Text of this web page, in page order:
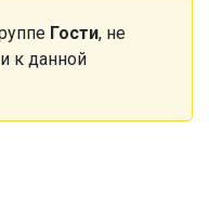
Гости, не
к данной